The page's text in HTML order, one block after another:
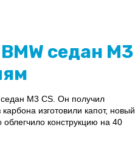
седан М3
M3 CS. Он получил
изготовили капот, новый
конструкцию на 40